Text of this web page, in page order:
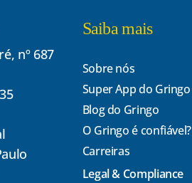
nº 687
Saiba mais
Sobre nós
Super App do Gringo
Blog do Gringo
O Gringo é confiável?
Carreiras
Legal & Compliance